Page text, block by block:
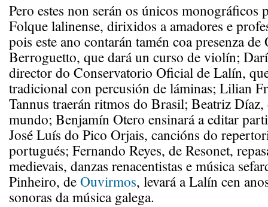
Pero estes non serán os únicos monográficos
Folque lalinense, dirixidos a amadores e
pois este ano contarán tamén coa presenza
Berroguetto, que dará un curso de violín;
director do Conservatorio Oficial de Lalín,
tradicional con percusión de láminas; Lilian
Tannus traerán ritmos do Brasil; Beatriz Díaz,
mundo; Benjamín Otero ensinará a editar
José Luís do Pico Orjais, cancións do
portugués; Fernando Reyes, de Resonet,
medievais, danzas renacentistas e música
Pinheiro, deOuvirmos, levará a Lalín cen
sonoras da música galega.